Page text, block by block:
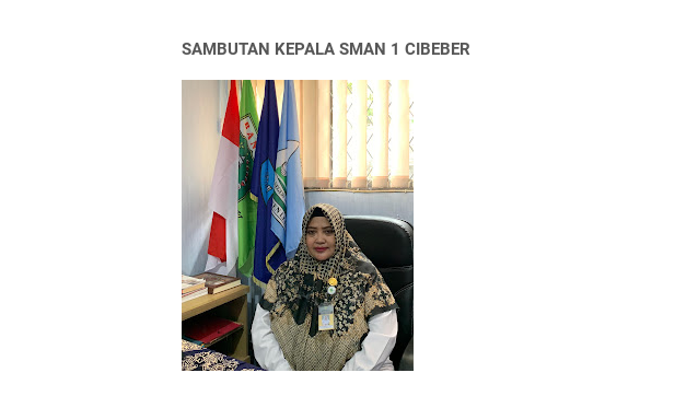
SAMBUTAN KEPALA SMAN 1 CIBEBER